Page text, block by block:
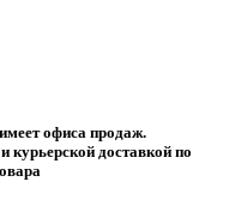
офиса продаж.
курьерской доставкой по